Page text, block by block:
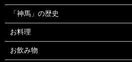
「神馬」の歴史
お料理
お飲み物